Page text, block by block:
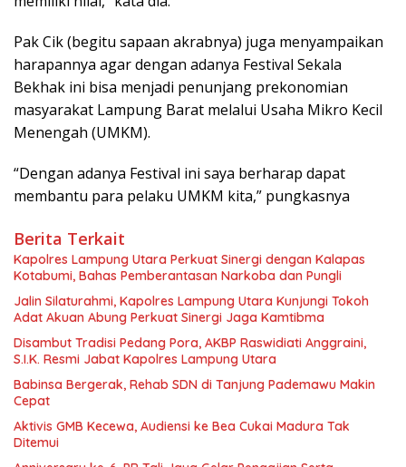
Pak Cik (begitu sapaan akrabnya) juga menyampaikan
harapannya agar dengan adanya Festival Sekala
Bekhak ini bisa menjadi penunjang prekonomian
masyarakat Lampung Barat melalui Usaha Mikro Kecil
Menengah (UMKM).
“Dengan adanya Festival ini saya berharap dapat
membantu para pelaku UMKM kita,” pungkasnya
Berita Terkait
Kapolres Lampung Utara Perkuat Sinergi dengan Kalapas
Kotabumi, Bahas Pemberantasan Narkoba dan Pungli
Jalin Silaturahmi, Kapolres Lampung Utara Kunjungi Tokoh
Adat Akuan Abung Perkuat Sinergi Jaga Kamtibma
Disambut Tradisi Pedang Pora, AKBP Raswidiati Anggraini,
S.I.K. Resmi Jabat Kapolres Lampung Utara
Babinsa Bergerak, Rehab SDN di Tanjung Pademawu Makin
Cepat
Aktivis GMB Kecewa, Audiensi ke Bea Cukai Madura Tak
Ditemui